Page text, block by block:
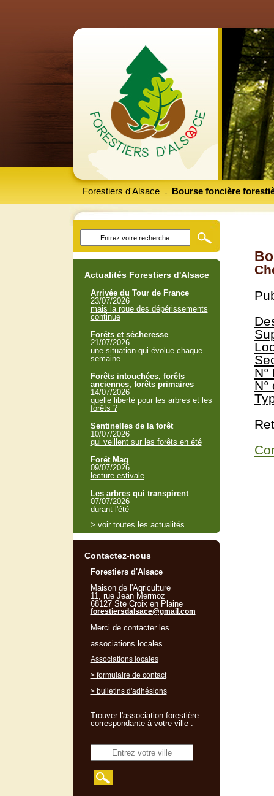
Forestiers d'Alsace Bourse foncière
-
N°
N°
Actualités Forestiers d'Alsace
Arrivée du Tour de France
23/07/2026
mais la roue des dépérissements
continue
Forêts et sécheresse
21/07/2026
une situation qui évolue chaque
semaine
Forêts intouchées, forêts
anciennes, forêts primaires
14/07/2026
quelle liberté pour les arbres et les
forêts ?
Sentinelles de la forêt
10/07/2026
qui veillent sur les forêts en été
Forêt Mag
09/07/2026
lecture estivale
Les arbres qui transpirent
07/07/2026
durant l'été
> voir toutes les actualités
Contactez-nous
Forestiers d'Alsace
Maison de l'Agriculture
11, rue Jean Mermoz
68127 Ste Croix en Plaine
forestiersdalsace@gmail.com
Merci de contacter les
associations locales
Associations locales
> formulaire de contact
> bulletins d'adhésions
Trouver l'association forestière
correspondante à votre ville :